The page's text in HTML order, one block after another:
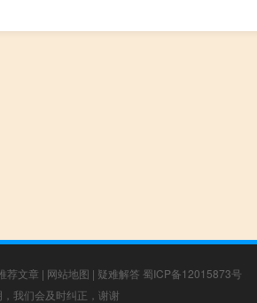
荐文章 | 网站地图 | 疑难解答 蜀ICP备12015873号
我们会及时纠正，谢谢